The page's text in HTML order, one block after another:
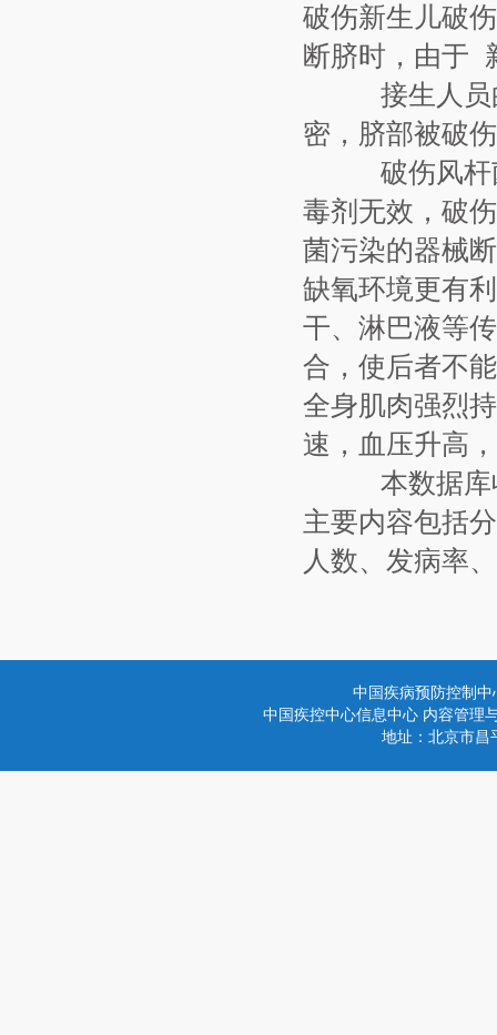
破伤新生儿破
断脐时，由于
接生人员
密，脐部被破
破伤风杆
毒剂无效，破
菌污染的器械
缺氧环境更有
干、淋巴液等
合，使后者不
全身肌肉强烈
速，血压升高
本数据库
主要内容包括
人数、发病率
中国疾病预防控制
中国疾控中心信息中心 内容管理
地址：北京市昌